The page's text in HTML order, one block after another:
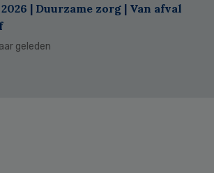
| Duurzame zorg | Van afval
geleden